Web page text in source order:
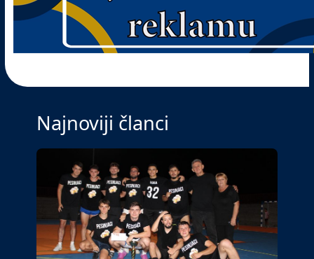
Najnoviji članci